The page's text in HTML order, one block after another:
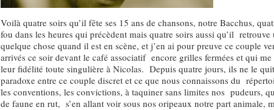
Voilà quatre soirs qu’il fête ses 15 ans de chansons, notre Bacchus,
fou dans les heures qui précèdent mais quatre soirs aussi qu’il
quelque chose quand il est en scène, et j’en ai pour preuve ce couple
arrivés ce soir devant le café associatif encore grilles fermées et qui
leur fidélité toute singulière à Nicolas. Depuis quatre jours, ils ne le
paradoxe entre ce couple discret et ce que nous connaissons du
les conventions, les convictions, à taquiner sans limites nos pudeurs,
de faune en rut, s’en allant voir sous nos oripeaux notre part animale,